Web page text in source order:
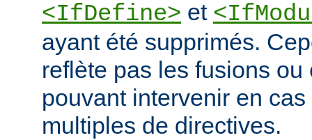
<IfDefine> et
ayant été supprimés.
reflète pas les fusions ou
pouvant intervenir en
multiples de directives.